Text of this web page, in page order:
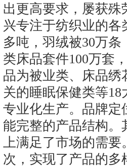
出更高要求，屡获
兴专注于纺织业的各
多吨，羽绒被30万
类床品套件100万套
品为被业类、床品
关的睡眠保健类等
专业化生产。品牌定
能完整的产品结构。
上满足了市场的需要
次，实现了产品的